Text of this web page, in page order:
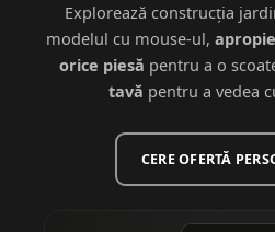
Explorează construcția
modelul cu mouse-ul, apropie
orice piesă pentru a o
tavă pentru a vedea
CERE OFERTĂ